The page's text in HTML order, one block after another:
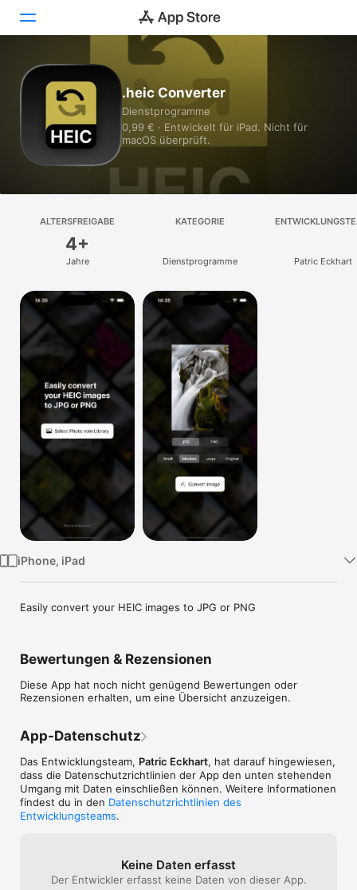
Heute
Spiele
Apps
Plattform
iPad
Mac
Watch
.heic Converter
Dienst­programme
0,99 € · Entwickelt für iPad. Nicht für
macOS überprüft.
ALTERSFREIGABE
4+
Jahre
KATEGORIE
Dienst­programme Patric Eckhart
iPhone, iPad
Easily convert your HEIC images to JPG or PNG
Bewertungen & Rezensionen
Diese App hat noch nicht genügend Bewertungen oder
Rezensionen erhalten, um eine Übersicht anzuzeigen.
App-Datenschutz
Das Entwicklungsteam, Patric Eckhart, hat darauf hingewiesen,
dass die Datenschutz­richtlinien der App den unten stehenden
Umgang mit Daten einschließen können. Weitere Informationen
findest du in den Datenschutzrichtlinien des
Entwicklungsteams.
Keine Daten erfasst
Der Entwickler erfasst keine Daten von dieser App.